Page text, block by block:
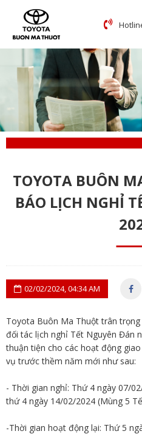
TOYOTA BUÔN
BÁO LỊCH NGHỈ
02/02/2024, 04:34 AM
Toyota Buôn Ma Thuột trân
đối tác lịch nghỉ Tết Nguyên Đán
thuận tiện cho các hoạt động
vụ trước thềm năm mới như sau:
- Thời gian nghỉ: Thứ 4 ngày 07/
thứ 4 ngày 14/02/2024 (Mùng 5
-Thời gian hoạt động lại: Thứ 5